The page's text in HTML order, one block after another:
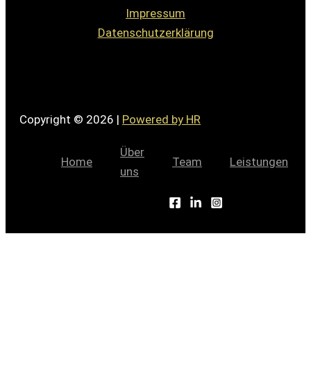
Impressum
Datenschutzerklärung
Copyright © 2026 | Powered by HR
Home
Über
uns
Team Leistungen